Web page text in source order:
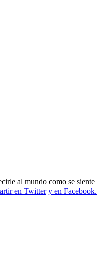
al mundo como se siente
en Twitter y en Facebook.